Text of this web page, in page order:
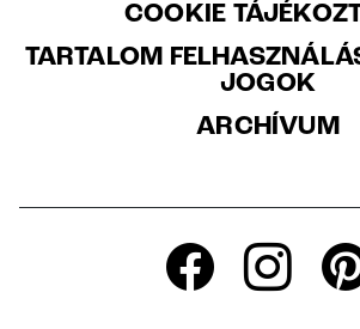
COOKIE
TARTALOM
JOGOK
ARCHÍVUM